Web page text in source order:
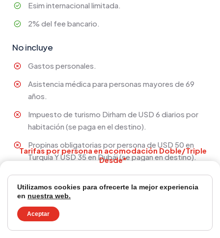
Esim internacional limitada.
2% del fee bancario.
No incluye
Gastos personales.
Asistencia médica para personas mayores de 69
años.
Impuesto de turismo Dirham de USD 6 diarios por
habitación (se paga en el destino).
Propinas obligatorias por persona de USD 50 en
Turquía Y USD 35 en Dubái (se pagan en destino).
Traslados que no se especifiquen en itinerario.
Tours opcionales y actividades durante los días
libres.
Ningún servicio que no esté especificado.
$3.191
/ Salida BOG
Utilizamos cookies para ofrecerte la mejor experiencia
en nuestra web.
Aceptar